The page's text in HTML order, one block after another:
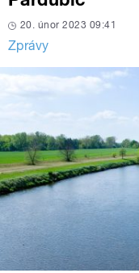
20. únor 2023 09:41
Zprávy